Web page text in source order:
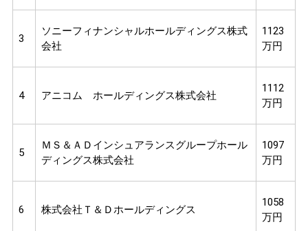
3
ソニーフィナンシャルホールディングス株式
会社
1123
万円
4 アニコム ホールディングス株式会社
1112
万円
5
ＭＳ＆ＡＤインシュアランスグループホール
ディングス株式会社
1097
万円
6 株式会社Ｔ＆Ｄホールディングス
1058
万円